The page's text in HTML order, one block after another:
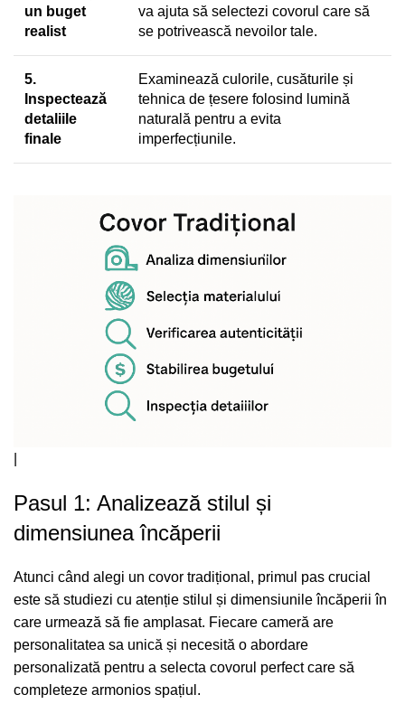
un buget
realist
va ajuta să selectezi covorul care să
se potrivească nevoilor tale.
5.
Inspectează
detaliile
finale
Examinează culorile, cusăturile și
tehnica de țesere folosind lumină
naturală pentru a evita
imperfecțiunile.
Pasul 1: Analizează stilul și
dimensiunea încăperii
Atunci când alegi un covor tradițional, primul pas crucial
este să studiezi cu atenție stilul și dimensiunile încăperii în
care urmează să fie amplasat. Fiecare cameră are
personalitatea sa unică și necesită o abordare
personalizată pentru a selecta covorul perfect care să
completeze armonios spațiul.